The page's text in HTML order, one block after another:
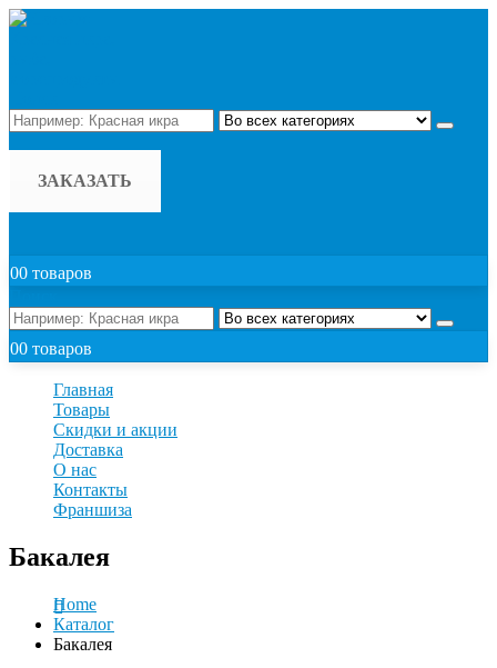
ЗАКАЗАТЬ
00 товаров
00 товаров
Главная
Товары
Скидки и акции
Доставка
О нас
Контакты
Франшиза
Бакалея
Home
Каталог
Бакалея